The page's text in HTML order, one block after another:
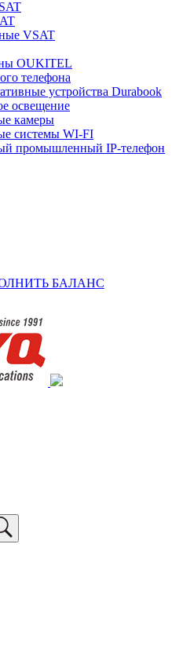
VSAT
OUKITEL
телефона
устройства Durabook
освещение
камеры
системы WI-FI
промышленный IP-телефон
БАЛАНС